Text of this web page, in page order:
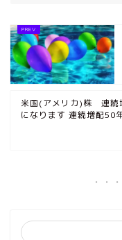
米国(アメリカ)株 連
になります 連続増配